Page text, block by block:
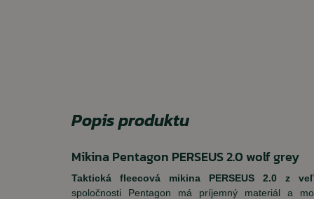
Popis produktu
Mikina Pentagon PERSEUS 2.0 wolf grey
Taktická fleecová mikina PERSEUS 2.0 z
spoločnosti Pentagon má príjemný materiál a